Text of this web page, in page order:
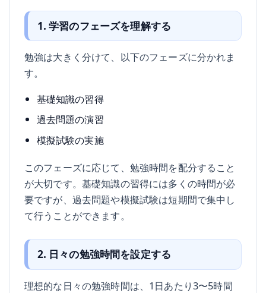
1. 学習のフェーズを理解する
勉強は大きく分けて、以下のフェーズに分かれま
す。
基礎知識の習得
過去問題の演習
模擬試験の実施
このフェーズに応じて、勉強時間を配分すること
が大切です。基礎知識の習得には多くの時間が必
要ですが、過去問題や模擬試験は短期間で集中し
て行うことができます。
2. 日々の勉強時間を設定する
理想的な日々の勉強時間は、1日あたり3〜5時間